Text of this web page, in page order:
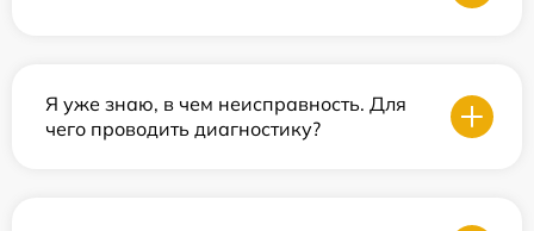
Я уже знаю, в чем неисправность. Для
чего проводить диагностику?